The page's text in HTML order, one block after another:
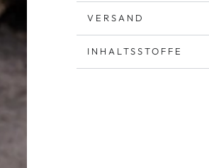
VERSAND
INHALTSSTOFFE